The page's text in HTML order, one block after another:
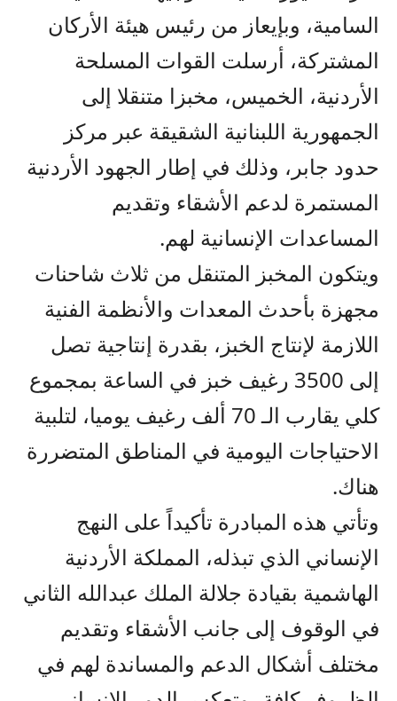
السامية، وبإيعاز من رئيس هيئة الأركان
المشتركة، أرسلت القوات المسلحة
الأردنية، الخميس، مخبزا متنقلا إلى
الجمهورية اللبنانية الشقيقة عبر مركز
حدود جابر، وذلك في إطار الجهود الأردنية
المستمرة لدعم الأشقاء وتقديم
المساعدات الإنسانية لهم.
ويتكون المخبز المتنقل من ثلاث شاحنات
مجهزة بأحدث المعدات والأنظمة الفنية
اللازمة لإنتاج الخبز، بقدرة إنتاجية تصل
إلى 3500 رغيف خبز في الساعة بمجموع
كلي يقارب الـ 70 ألف رغيف يوميا، لتلبية
الاحتياجات اليومية في المناطق المتضررة
هناك.
وتأتي هذه المبادرة تأكيداً على النهج
الإنساني الذي تبذله، المملكة الأردنية
الهاشمية بقيادة جلالة الملك عبدالله الثاني
في الوقوف إلى جانب الأشقاء وتقديم
مختلف أشكال الدعم والمساندة لهم في